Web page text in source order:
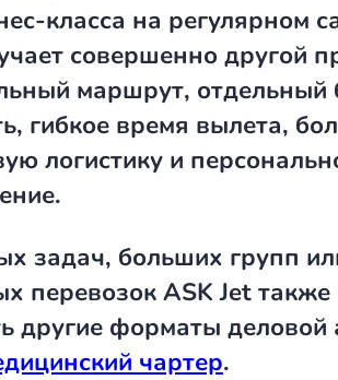
класса на регулярном
совершенно другой
маршрут, отдельный
гибкое время вылета,
логистику и
задач, больших групп
перевозок ASK Jet
другие форматы деловой
чартер.